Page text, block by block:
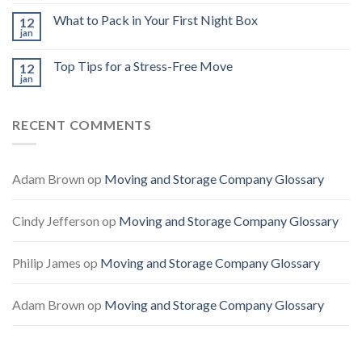
12
jan
What to Pack in Your First Night Box
12
jan
Top Tips for a Stress-Free Move
RECENT COMMENTS
Adam Brown op Moving and Storage Company Glossary
Cindy Jefferson op Moving and Storage Company Glossary
Philip James op Moving and Storage Company Glossary
Adam Brown op Moving and Storage Company Glossary